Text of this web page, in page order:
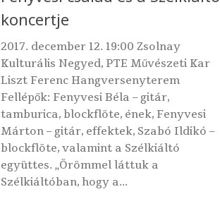
koncertje
2017. december 12. 19:00 Zsolnay
Kulturális Negyed, PTE Művészeti Kar
Liszt Ferenc Hangversenyterem
Fellépők: Fenyvesi Béla – gitár,
tamburica, blockflöte, ének, Fenyvesi
Márton – gitár, effektek, Szabó Ildikó –
blockflöte, valamint a Szélkiáltó
együttes. „Örömmel láttuk a
Szélkiáltóban, hogy a...